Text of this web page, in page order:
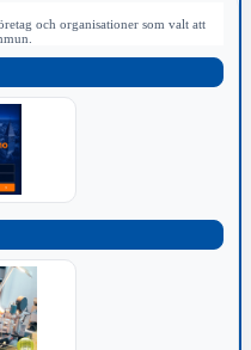
och organisationer som valt att